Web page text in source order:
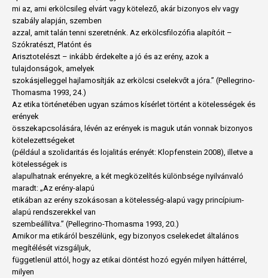
mi az, ami erkölcsileg elvárt vagy kötelező, akár bizonyos elv vagy
szabály alapján, szemben
azzal, amit talán tenni szeretnénk. Az erkölcsfilozófia alapítóit –
Szókratészt, Platónt és
Arisztotelészt – inkább érdekelte a jó és az erény, azok a
tulajdonságok, amelyek
szokásjelleggel hajlamosítják az erkölcsi cselekvőt a jóra.” (Pellegrino-
Thomasma 1993, 24.)
Az etika történetében ugyan számos kísérlet történt a kötelességek és
erények
összekapcsolására, lévén az erények is maguk után vonnak bizonyos
kötelezettségeket
(például a szolidaritás és lojalitás erényét: Klopfenstein 2008), illetve a
kötelességek is
alapulhatnak erényekre, a két megközelítés különbsége nyilvánvaló
maradt: „Az erény-alapú
etikában az erény szokásosan a kötelesség-alapú vagy princípium-
alapú rendszerekkel van
szembeállítva.” (Pellegrino-Thomasma 1993, 20.)
Amikor ma etikáról beszélünk, egy bizonyos cselekedet általános
megítélését vizsgáljuk,
függetlenül attól, hogy az etikai döntést hozó egyén milyen háttérrel,
milyen